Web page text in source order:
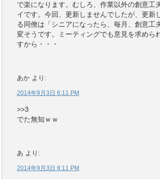
で楽になります。むしろ、作業以外の創意工
イです。今回、更新しませんでしたが、更新
る同僚は「シニアになったら、毎月、創意工
変そうです。ミーティングでも意見を求めら
すから・・・
あか より:
2014年9月3日 6:11 PM
>>3
でた無知ｗｗ
あ より:
2014年9月3日 8:11 PM